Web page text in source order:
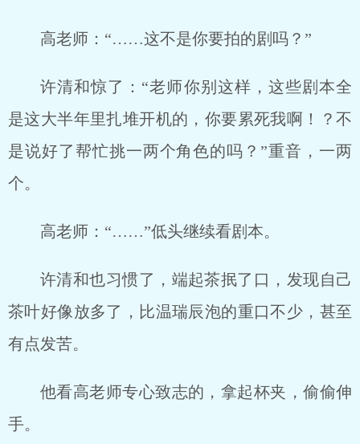
高老师：“……这不是你要拍的剧吗？”
许清和惊了：“老师你别这样，这些剧本全
是这大半年里扎堆开机的，你要累死我啊！？不
是说好了帮忙挑一两个角色的吗？”重音，一两
个。
高老师：“……”低头继续看剧本。
许清和也习惯了，端起茶抿了口，发现自己
茶叶好像放多了，比温瑞辰泡的重口不少，甚至
有点发苦。
他看高老师专心致志的，拿起杯夹，偷偷伸
手。